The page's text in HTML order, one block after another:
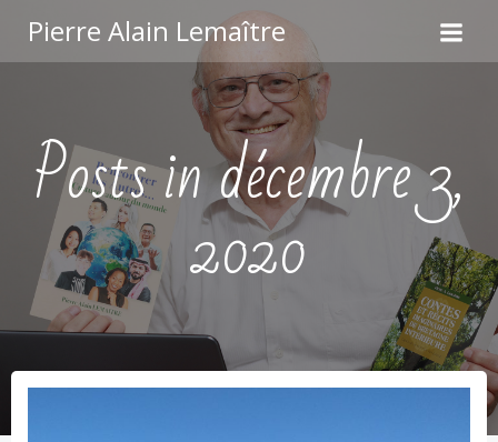
au
contenu
Pierre Alain Lemaître
Posts in décembre 3,
2020